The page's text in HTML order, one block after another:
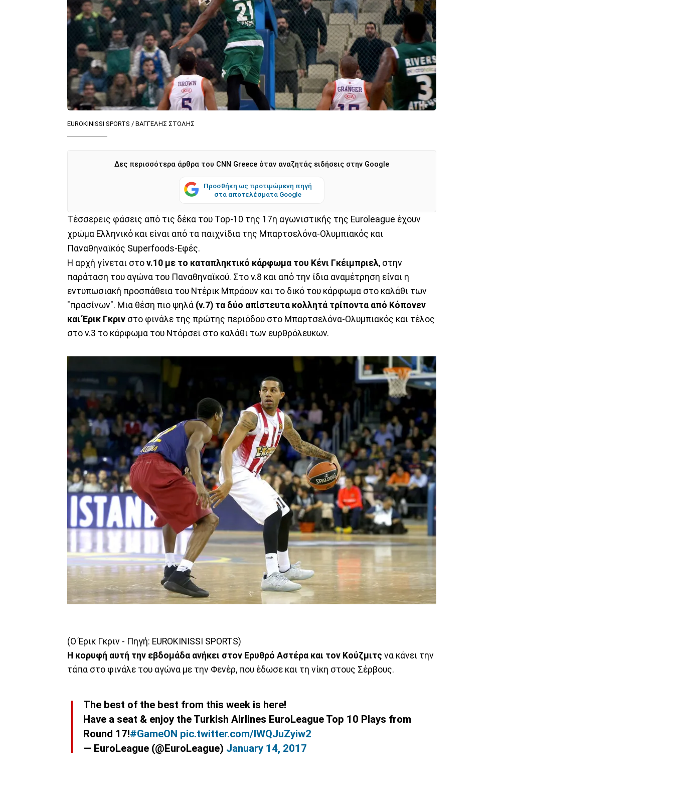
EUROKINISSI SPORTS / ΒΑΓΓΕΛΗΣ ΣΤΟΛΗΣ
Δες περισσότερα άρθρα του CNN Greece όταν αναζητάς ειδήσεις στην Google
Προσθήκη ως προτιμώμενη πηγή
στα αποτελέσματα Google
Τέσσερεις φάσεις από τις δέκα του Top-10 της 17η αγωνιστικής της Euroleague έχουν
χρώμα Ελληνικό και είναι από τα παιχνίδια της Μπαρτσελόνα-Ολυμπιακός και
Παναθηναϊκός Superfoods-Εφές.
Η αρχή γίνεται στο ν.10 με το καταπληκτικό κάρφωμα του Κένι Γκέιμπριελ, στην
παράταση του αγώνα του Παναθηναϊκού. Στο ν.8 και από την ίδια αναμέτρηση είναι η
εντυπωσιακή προσπάθεια του Ντέρικ Μπράουν και το δικό του κάρφωμα στο καλάθι των
"πρασίνων". Μια θέση πιο ψηλά (ν.7) τα δύο απίστευτα κολλητά τρίποντα από Κόπονεν
και Έρικ Γκριν στο φινάλε της πρώτης περιόδου στο Μπαρτσελόνα-Ολυμπιακός και τέλος
στο ν.3 το κάρφωμα του Ντόρσεϊ στο καλάθι των ευρθρόλευκων.
(Ο Έρικ Γκριν - Πηγή: EUROKINISSI SPORTS)
Η κορυφή αυτή την εβδομάδα ανήκει στον Ερυθρό Αστέρα και τον Κούζμιτς να κάνει την
τάπα στο φινάλε του αγώνα με την Φενέρ, που έδωσε και τη νίκη στους Σέρβους.
The best of the best from this week is here!
Have a seat & enjoy the Turkish Airlines EuroLeague Top 10 Plays from
Round 17!#GameON pic.twitter.com/IWQJuZyiw2
— EuroLeague (@EuroLeague) January 14, 2017